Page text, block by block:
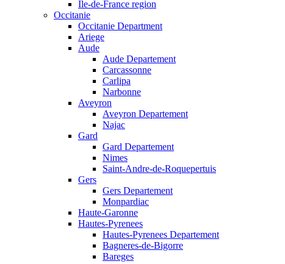
Ile-de-France region
Occitanie
Occitanie Department
Ariege
Aude
Aude Departement
Carcassonne
Carlipa
Narbonne
Aveyron
Aveyron Departement
Najac
Gard
Gard Departement
Nimes
Saint-Andre-de-Roquepertuis
Gers
Gers Departement
Monpardiac
Haute-Garonne
Hautes-Pyrenees
Hautes-Pyrenees Departement
Bagneres-de-Bigorre
Bareges